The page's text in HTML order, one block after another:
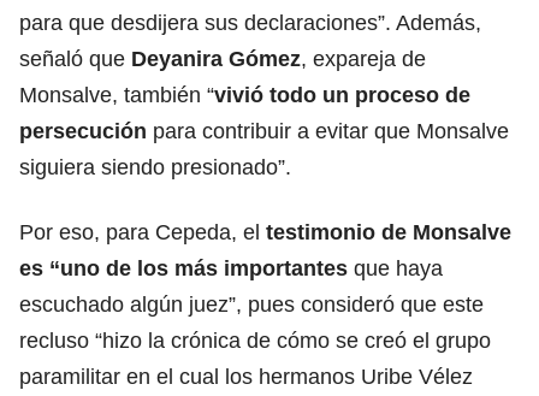
para que desdijera sus declaraciones”. Además,
señaló que Deyanira Gómez, expareja de
Monsalve, también “vivió todo un proceso de
persecución para contribuir a evitar que Monsalve
siguiera siendo presionado”.
Por eso, para Cepeda, el testimonio de Monsalve
es “uno de los más importantes que haya
escuchado algún juez”, pues consideró que este
recluso “hizo la crónica de cómo se creó el grupo
paramilitar en el cual los hermanos Uribe Vélez